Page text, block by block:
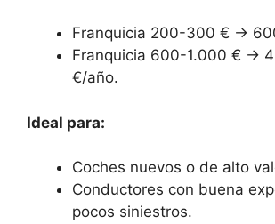
Franquicia 200-300 € →
Franquicia 600-1.000 € →
€/año.
Ideal para:
Coches nuevos o de alto
Conductores con buena
pocos siniestros.